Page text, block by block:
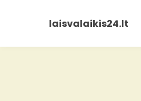
laisvalaikis24.lt